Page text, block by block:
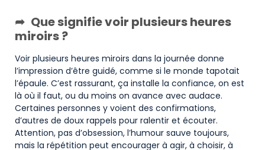
Que signifie voir plusieurs heures
miroirs ?
Voir plusieurs heures miroirs dans la journée donne
l’impression d’être guidé, comme si le monde tapotait
l’épaule. C’est rassurant, ça installe la confiance, on est
là où il faut, ou du moins on avance avec audace.
Certaines personnes y voient des confirmations,
d’autres de doux rappels pour ralentir et écouter.
Attention, pas d’obsession, l’humour sauve toujours,
mais la répétition peut encourager à agir, à choisir, à